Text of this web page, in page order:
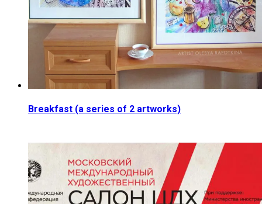
Breakfast (a series of 2 artworks)